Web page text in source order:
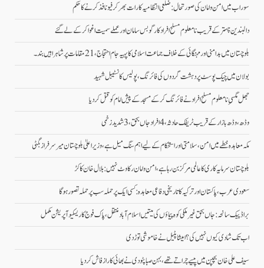
سوراب میں امن و امان کی صورتحال: ضلعی انتظامیہ کا رات بھر کرفیو نافذ کرنے کا حکم
دالبندین چہتر کے قریب نامعلوم مسلح افراد کارگو بس سامان اور عملے سمیت اغوا کر کے لے گئے
بلوچستان میں بدامنی اور مہنگائی کے خلاف جماعت اسلامی کا پہیہ جام احتجاج، 21 مقامات پر شاہراہیں بند۔
بولان میں چیک پوسٹ پر دہشت گردوں کی فائرنگ، پولیس کانسٹیبل شہید
جھل مگسیِ نامعلوم مسلح افراد نے فائرنگ کرکے مسجد کے پیش امام کو قتل کردیا
وڈھ، وڈھ بازار کے قریب ٹریفک حادثہ، 4 افراد جاں بحق، 3 شدید زخمی
مکہ معاہدہ خطے میں امن، سلامتی اور استحکام کے لیے اہم سنگ میل ہے، وزیراعلیٰ بلوچستان میر سرفراز بگٹی
بلوچستان سرمایہ کاری کا عالمی مرکز بن رہا ہے، امن و امان رکاوٹ نہیں: بلال خان کاکڑ
سعودی عرب، پاکستان اور ترکیہ کا تاریخی دفاعی معاہدہ: کسی ایک پر حملہ سب پر حملہ تصور ہوگا
براڈ پیک سانحہ: جاں بحق غیر ملکی کوہ پیماؤں کی میتیں اسلام آباد منتقل، پاک فوج کا ریسکیو آپریشن مکمل
اب تک شادی کیوں نہیں کی؟ امیشا پٹیل نے خاموشی توڑ دی
سیف علی خان بچپن میں پیسے چراتے تھے، بہن صبا پٹودی نے بھائی کا راز فاش کردیا